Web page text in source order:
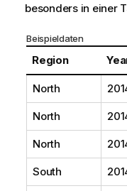
besonders in einer
Beispieldaten
Region
North
North
North
South